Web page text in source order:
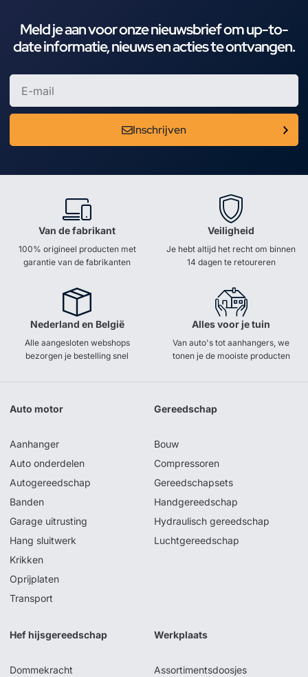
Meld je aan voor onze nieuwsbrief om up-to-
date informatie, nieuws en acties te ontvangen.
Inschrijven
Van de fabrikant
100% origineel producten met
garantie van de fabrikanten
Veiligheid
Je hebt altijd het recht om binnen
14 dagen te retoureren
Nederland en België
Alle aangesloten webshops
bezorgen je bestelling snel
Alles voor je tuin
Van auto's tot aanhangers, we
tonen je de mooiste producten
Auto motor
Aanhanger
Auto onderdelen
Autogereedschap
Banden
Garage uitrusting
Hang sluitwerk
Krikken
Oprijplaten
Transport
Gereedschap
Bouw
Compressoren
Gereedschapsets
Handgereedschap
Hydraulisch gereedschap
Luchtgereedschap
Hef hijsgereedschap
Dommekracht
Werkplaats
Assortimentsdoosjes